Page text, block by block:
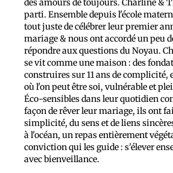
des amours de toujours. Charline &
parti. Ensemble depuis l'école
tout juste de célébrer leur premier
mariage & nous ont accordé un peu
répondre aux questions du Noyau.
se vit comme une maison : des
construires sur 11 ans de complicité,
où l'on peut être soi, vulnérable et
Éco-sensibles dans leur quotidien
façon de rêver leur mariage, ils ont
simplicité, du sens et de liens
à l'océan, un repas entièrement
conviction qui les guide : s'élever
avec bienveillance.